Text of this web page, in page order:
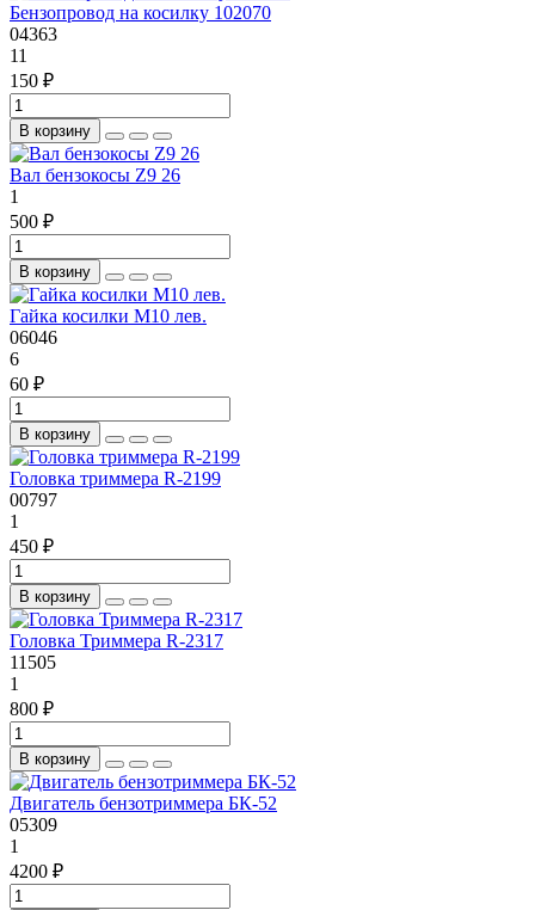
Бензопровод на косилку 102070
04363
11
150 ₽
В корзину
Вал бензокосы Z9 26
1
500 ₽
В корзину
Гайка косилки М10 лев.
06046
6
60 ₽
В корзину
Головка триммера R-2199
00797
1
450 ₽
В корзину
Головка Триммера R-2317
11505
1
800 ₽
В корзину
Двигатель бензотриммера БК-52
05309
1
4200 ₽